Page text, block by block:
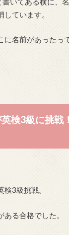
ています。
に名前があったっ
検3級に挑戦
3級挑戦。
る合格でした。